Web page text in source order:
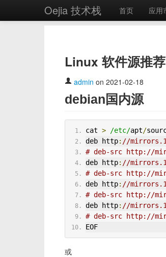
Oejia 技术栈 首页 应用
Linux 软件源推荐
admin on 2021-02-18
debian国内源
cat > /etc/apt/
deb http: //
# deb-src http://
deb http: //
# deb-src http://
deb http: //
# deb-src http://
deb http: //
# deb-src http://
EOF
或